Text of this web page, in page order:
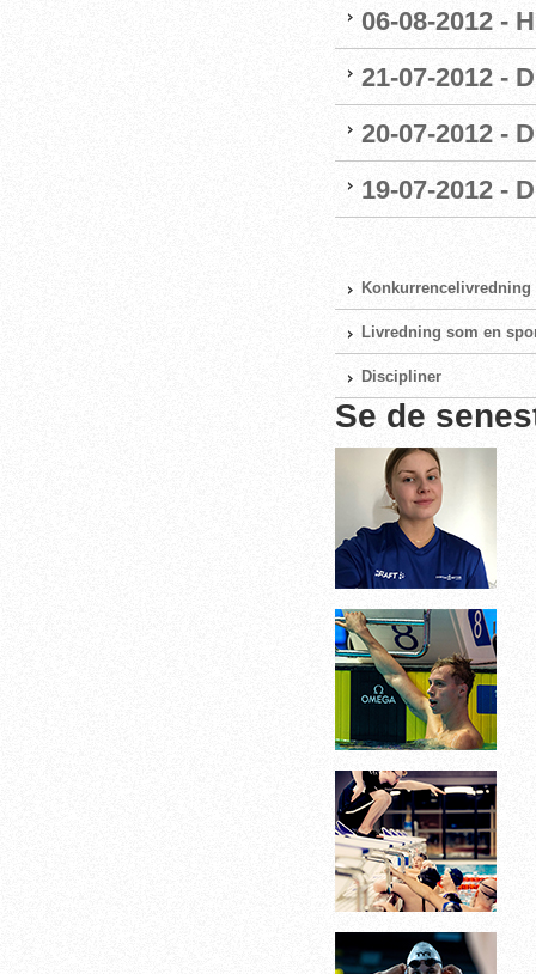
06-08-2012 -
21-07-2012 -
20-07-2012 -
19-07-2012 -
Konkurrencelivredning
Livredning som en
Discipliner
Se de